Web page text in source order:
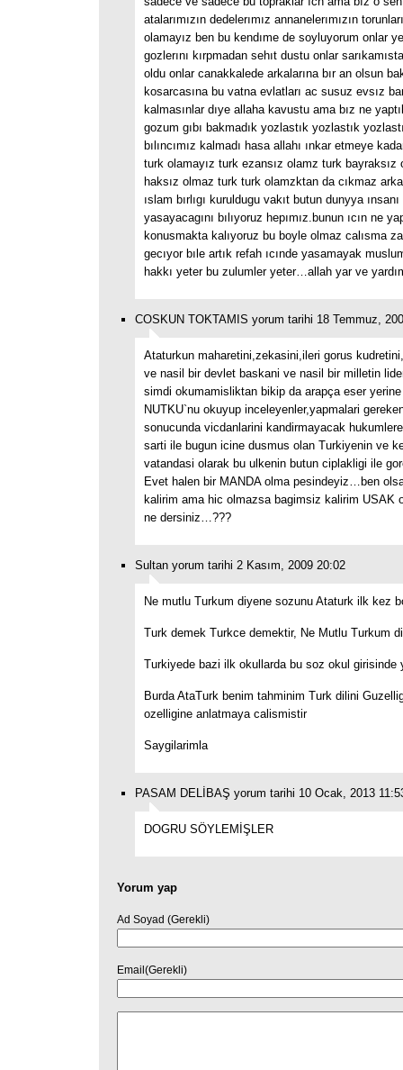
atalarımızın dedelerımız annanelerımızın
olamayız ben bu kendıme de soyluyorum onlar
gozlerını kırpmadan sehıt dustu onlar
oldu onlar canakkalede arkalarına bır an olsun
kosarcasına bu vatna evlatları ac susuz evsız
kalmasınlar dıye allaha kavustu ama bız ne
gozum gıbı bakmadık yozlastık yozlastık
bılıncımız kalmadı hasa allahı ınkar etmeye
turk olamayız turk ezansız olamz turk bayraksız
haksız olmaz turk turk olamzktan da cıkmaz
ıslam bırlıgı kuruldugu vakıt butun dunyya ınsanı
yasayacagını bılıyoruz hepımız.bunun ıcın ne
konusmakta kalıyoruz bu boyle olmaz calısma
gecıyor bıle artık refah ıcınde yasamayak
hakkı yeter bu zulumler yeter…allah yar ve
COSKUN TOKTAMIS yorum tarihi 18 Temmuz,
Ataturkun maharetini,zekasini,ileri gorus
ve nasil bir devlet baskani ve nasil bir milletin
simdi okumamisliktan bikip da arapça eser
NUTKU`nu okuyup inceleyenler,yapmalari
sonucunda vicdanlarini kandirmayacak
sarti ile bugun icine dusmus olan Turkiyenin ve
vatandasi olarak bu ulkenin butun ciplakligi ile
Evet halen bir MANDA olma pesindeyiz…ben
kalirim ama hic olmazsa bagimsiz kalirim
ne dersiniz…???
Sultan yorum tarihi 2 Kasım, 2009 20:02
Ne mutlu Turkum diyene sozunu Ataturk ilk kez
Turk demek Turkce demektir, Ne Mutlu Turkum
Turkiyede bazi ilk okullarda bu soz okul girisinde
Burda AtaTurk benim tahminim Turk dilini
ozelligine anlatmaya calismistir
Saygilarimla
PASAM DELİBAŞ yorum tarihi 10 Ocak, 2013
DOGRU SÖYLEMİŞLER
Yorum yap
Ad Soyad (Gerekli)
Email(Gerekli)